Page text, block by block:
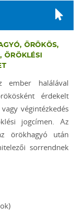
ÖRÖKÖS,
ÖRÖKLÉSI
ember halálával
érdekelt
végintézkedés
jogcímen. Az
örökhagyó után
sorrendnek